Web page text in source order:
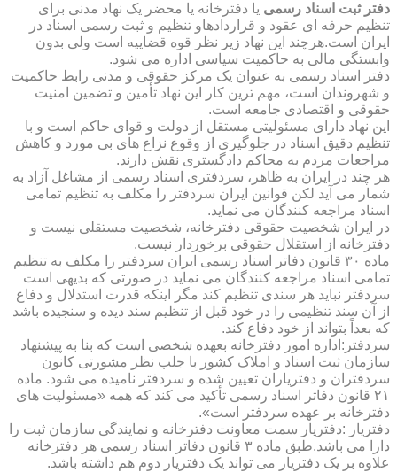
دفتر ثبت اسناد رسمی یا دفترخانه یا محضر یک نهاد مدنی برای
تنظیم حرفه ای عقود و قراردادهاو تنظیم و ثبت رسمی اسناد در
ایران است.هرچند این نهاد زیر نظر قوه قضاییه است ولی بدون
وابستگی مالی به حاکمیت سیاسی اداره می شود.
دفتر اسناد رسمی به عنوان یک مرکز حقوقی و مدنی رابط حاکمیت
و شهروندان است، مهم ترین کار این نهاد تأمین و تضمین امنیت
حقوقی و اقتصادی جامعه است.
این نهاد دارای مسئولیتی مستقل از دولت و قوای حاکم است و با
تنظیم دقیق اسناد در جلوگیری از وقوع نزاع های بی مورد و کاهش
مراجعات مردم به محاکم دادگستری نقش دارند.
هر چند در ایران به ظاهر، سردفتری اسناد رسمی از مشاغل آزاد به
شمار می آید لکن قوانین ایران سردفتر را مکلف به تنظیم تمامی
اسناد مراجعه کنندگان می نماید.
در ایران شخصیت حقوقی دفترخانه، شخصیت مستقلی نیست و
دفترخانه از استقلال حقوقی برخوردار نیست.
ماده ۳۰ قانون دفاتر اسناد رسمی ایران سردفتر را مکلف به تنظیم
تمامی اسناد مراجعه کنندگان می نماید در صورتی که بدیهی است
سردفتر نباید هر سندی تنظیم کند مگر اینکه قدرت استدلال و دفاع
از آن سند تنظیمی را در خود قبل از تنظیم سند دیده و سنجیده باشد
که بعداً بتواند از خود دفاع کند.
سردفتر:اداره امور دفترخانه بعهده شخصی است که بنا به پیشنهاد
سازمان ثبت اسناد و املاک کشور با جلب نظر مشورتی کانون
سردفتران و دفتریاران تعیین شده و سردفتر نامیده می شود. ماده
۲۱ قانون دفاتر اسناد رسمی تأکید می کند که همه «مسئولیت های
دفترخانه بر عهده سردفتر است».
دفتریار :دفتریار سمت معاونت دفترخانه و نمایندگی سازمان ثبت را
دارا می باشد.طبق ماده ۳ قانون دفاتر اسناد رسمی هر دفترخانه
علاوه بر یک دفتریار می تواند یک دفتریار دوم هم داشته باشد.